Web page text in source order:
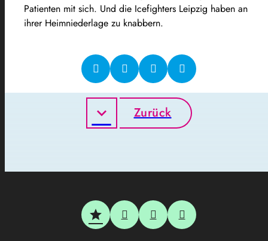
Patienten mit sich. Und die Icefighters Leipzig haben an
ihrer Heimniederlage zu knabbern.
Zurück